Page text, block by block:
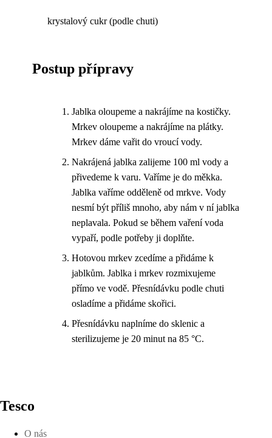
krystalový cukr (podle chuti)
Postup přípravy
Jablka oloupeme a nakrájíme na kostičky.
Mrkev oloupeme a nakrájíme na plátky.
Mrkev dáme vařit do vroucí vody.
Nakrájená jablka zalijeme 100 ml vody a
přivedeme k varu. Vaříme je do měkka.
Jablka vaříme odděleně od mrkve. Vody
nesmí být příliš mnoho, aby nám v ní jablka
neplavala. Pokud se během vaření voda
vypaří, podle potřeby ji doplňte.
Hotovou mrkev zcedíme a přidáme k
jablkům. Jablka i mrkev rozmixujeme
přímo ve vodě. Přesnídávku podle chuti
osladíme a přidáme skořici.
Přesnídávku naplníme do sklenic a
sterilizujeme je 20 minut na 85 °C.
Tesco
O nás